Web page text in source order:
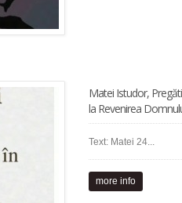
Matei Istudor,
la Revenirea
Text: Matei 24...
more info